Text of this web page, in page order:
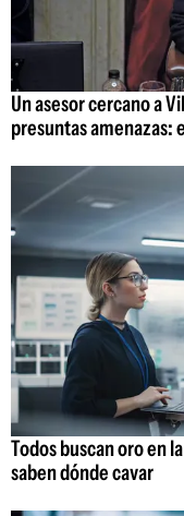
Un asesor cercano a
presuntas amenazas:
Todos buscan oro en
saben dónde cavar